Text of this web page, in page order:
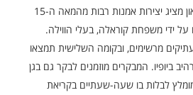
. המוזיאון מציג יצירות אמנות רבות מהמאה ה-15
על ידי משפחת קוראלה, בעלי הווילה.
מרשימים, ובקומה השלישית תמצאו
ביופיו. המבקרים מוזמנים לבקר גם בגן
לבלות בו שעה-שעתיים בקריאת